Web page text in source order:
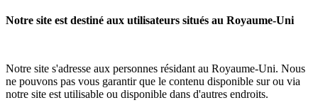
Notre site est destiné aux utilisateurs situés au Royaume-Uni
Notre site s'adresse aux personnes résidant au Royaume-Uni. Nous
ne pouvons pas vous garantir que le contenu disponible sur ou via
notre site est utilisable ou disponible dans d'autres endroits.